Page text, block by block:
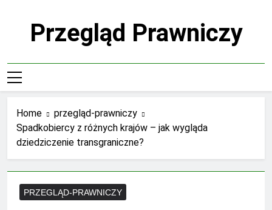
Przegląd Prawniczy
Home
przegląd-prawniczy
Spadkobiercy z różnych krajów – jak wygląda
dziedziczenie transgraniczne?
PRZEGLĄD-PRAWNICZY